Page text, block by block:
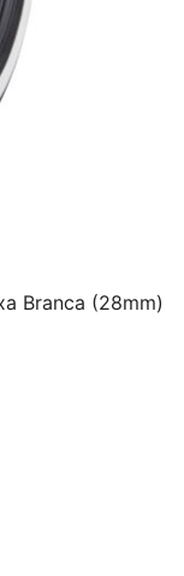
Branca (28mm)